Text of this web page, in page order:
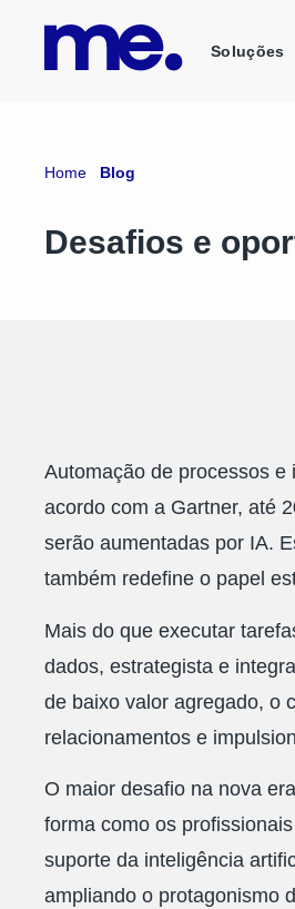
Soluções
Home Blog
Desafios e
Automação de processos
acordo com a Gartner, até
serão aumentadas por IA.
também redefine o papel
Mais do que executar
dados, estrategista e
de baixo valor agregado, o
relacionamentos e
O maior desafio na nova
forma como os
suporte da inteligência
ampliando o protagonismo